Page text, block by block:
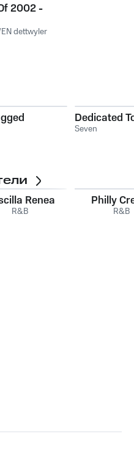
2002 -
dettwyler
Dedicated
Seven
Renea
R&B
Philly
R&B